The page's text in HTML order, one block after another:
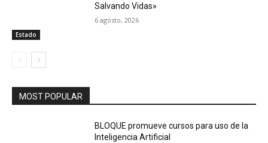
Estado
Salvando Vidas»
6 agosto, 2026
MOST POPULAR
BLOQUE promueve cursos para uso de la
Inteligencia Artificial